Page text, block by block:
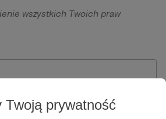
Twoją prywatność
dane osobowe będą przetwarzane w
umowy zawartej z Tobą, w
dokonywania oraz
na naszej platformie oraz
wszystkich Twoich praw
rozporządzenia o ochronie
zautomatyzowanemu
przetwarzania Twoich danych
dla osób niepełnoletnich możliwa